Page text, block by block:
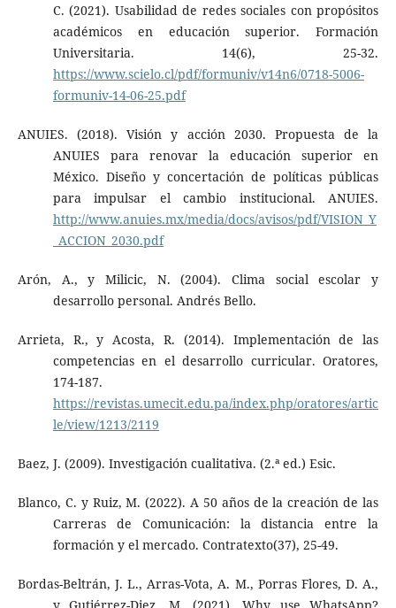
C. (2021). Usabilidad de redes sociales con propósitos
académicos en educación superior. Formación
Universitaria. 14(6), 25-32.
https://www.scielo.cl/pdf/formuniv/v14n6/0718-5006-
formuniv-14-06-25.pdf
ANUIES. (2018). Visión y acción 2030. Propuesta de la
ANUIES para renovar la educación superior en
México. Diseño y concertación de políticas públicas
para impulsar el cambio institucional. ANUIES.
http://www.anuies.mx/media/docs/avisos/pdf/VISION_Y
_ACCION_2030.pdf
Arón, A., y Milicic, N. (2004). Clima social escolar y
desarrollo personal. Andrés Bello.
Arrieta, R., y Acosta, R. (2014). Implementación de las
competencias en el desarrollo curricular. Oratores,
174-187.
https://revistas.umecit.edu.pa/index.php/oratores/artic
le/view/1213/2119
Baez, J. (2009). Investigación cualitativa. (2.ª ed.) Esic.
Blanco, C. y Ruiz, M. (2022). A 50 años de la creación de las
Carreras de Comunicación: la distancia entre la
formación y el mercado. Contratexto(37), 25-49.
Bordas-Beltrán, J. L., Arras-Vota, A. M., Porras Flores, D. A.,